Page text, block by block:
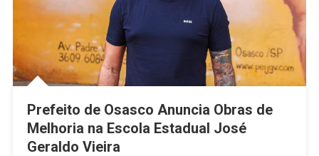
Prefeito de Osasco Anuncia Obras de
Melhoria na Escola Estadual José
Geraldo Vieira